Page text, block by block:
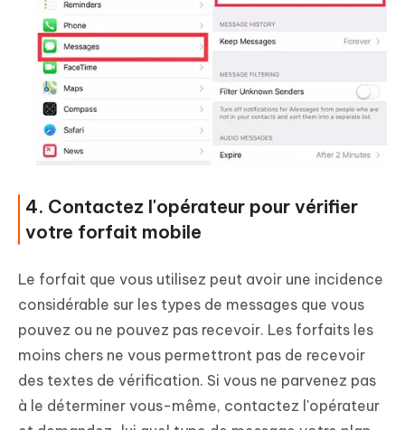
4. Contactez l'opérateur pour vérifier
votre forfait mobile
Le forfait que vous utilisez peut avoir une incidence
considérable sur les types de messages que vous
pouvez ou ne pouvez pas recevoir. Les forfaits les
moins chers ne vous permettront pas de recevoir
des textes de vérification. Si vous ne parvenez pas
à le déterminer vous-même, contactez l'opérateur